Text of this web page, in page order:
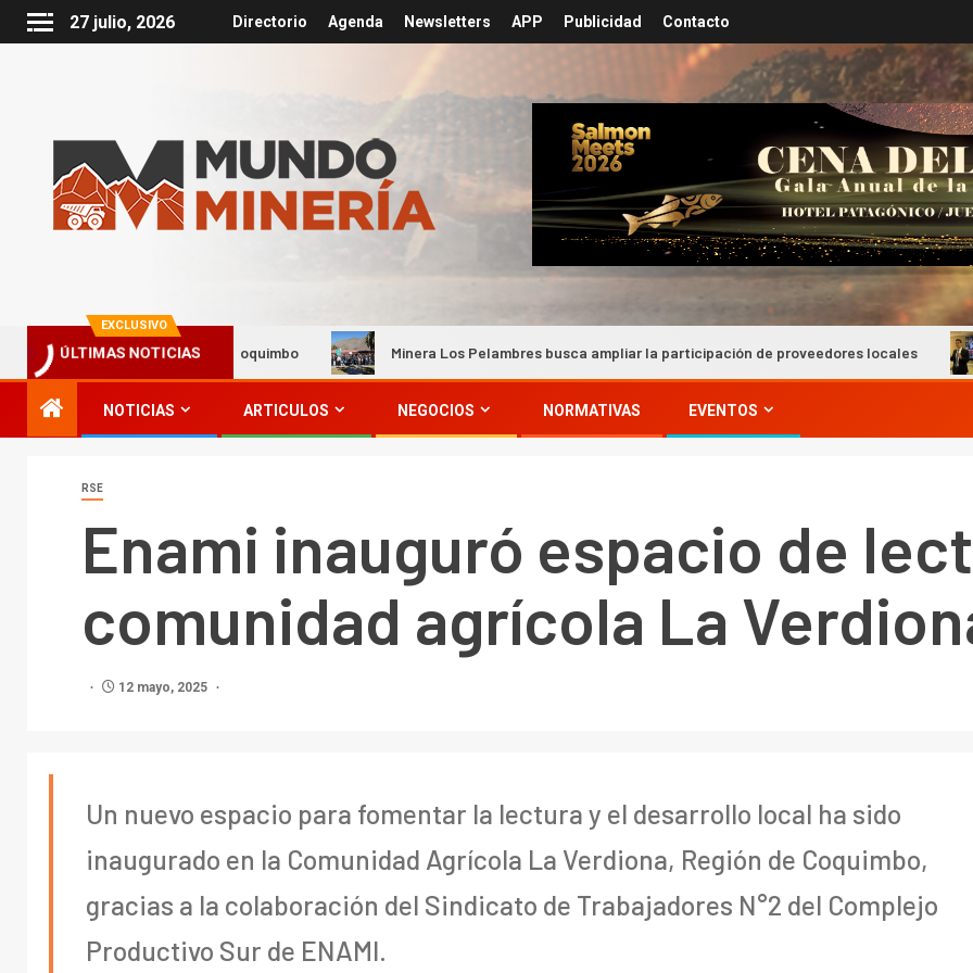
27 julio, 2026 Directorio Agenda Newsletters APP Publicidad Contacto
EXCLUSIVO
ÚLTIMAS NOTICIAS
lluvias en Coquimbo Minera Los Pelambres busca ampliar la participación de proveedores locales SONAMI
NOTICIAS ARTICULOS NEGOCIOS NORMATIVAS EVENTOS
RSE
Enami inauguró espacio de
comunidad agrícola La
12 mayo, 2025
Un nuevo espacio para fomentar la lectura y el desarrollo local ha sido
inaugurado en la Comunidad Agrícola La Verdiona, Región de Coquimbo,
gracias a la colaboración del Sindicato de Trabajadores N°2 del Complejo
Productivo Sur de ENAMI.